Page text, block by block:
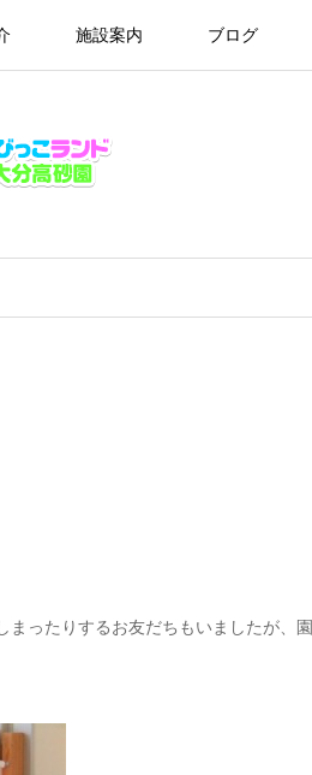
施設案内 ブログ
まったりするお友だちもいましたが、園